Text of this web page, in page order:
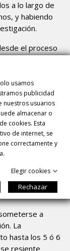
a lo largo de
y habiendo
el proceso
y bajo un
instalaciones.
y es
iraní con
y potenciar
en
entre -2
en envases
recibirás
a
La
hasta los 5 ó 6
resiente
usamos
publicidad
nuestros usuarios
almacenar o
cookies. Esta
de internet, se
correctamente y
Elegir cookies
Rechazar